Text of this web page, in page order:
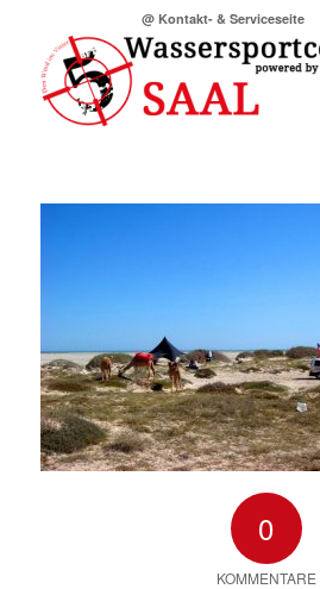
@ Kontakt- & Serviceseite
0
KOMMENTARE